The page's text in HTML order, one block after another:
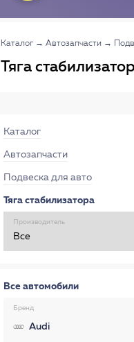
Каталог → Автозапчасти →
Тяга
Каталог
Автозапчасти
Подвеска для авто
Тяга стабилизатора
Производитель
Все автомобили
Бренд
Audi